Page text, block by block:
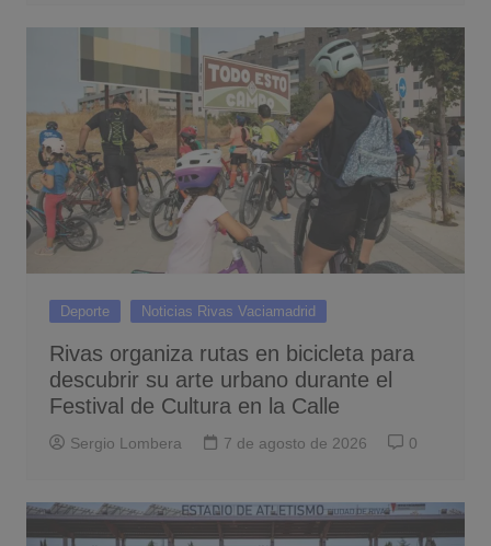
Deporte Noticias Rivas Vaciamadrid
Rivas organiza rutas en bicicleta para
descubrir su arte urbano durante el
Festival de Cultura en la Calle
Sergio Lombera 7 de agosto de 2026 0